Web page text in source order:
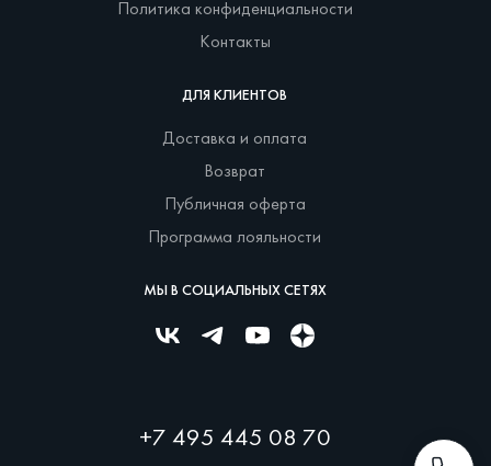
Политика конфиденциальности
Контакты
ДЛЯ КЛИЕНТОВ
Доставка и оплата
Возврат
Публичная оферта
Программа лояльности
МЫ В СОЦИАЛЬНЫХ СЕТЯХ
+7 495 445 08 70